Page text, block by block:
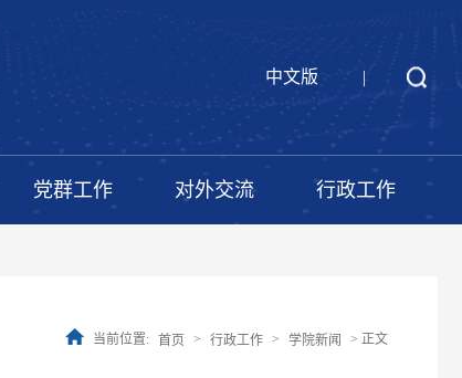
中文版 |
党群工作 对外交流 行政工作
当前位置: 首页 > 行政工作 > 学院新闻 > 正文